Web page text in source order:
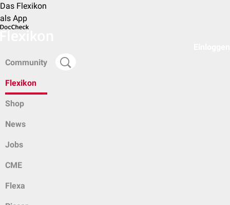
Das Flexikon
als App
Community
Flexikon
Shop
News
Jobs
CME
Flexa